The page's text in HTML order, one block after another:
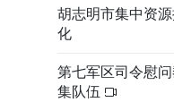
胡志明市集中资
化
第七军区司令慰
集队伍